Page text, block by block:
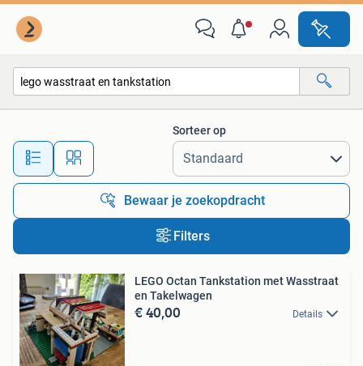
Alle afstanden…
Sorteer op
Bewaar je zoekopdracht
Filters
LEGO Octan Tankstation met Wasstraat
en Takelwagen
€ 40,00 Details